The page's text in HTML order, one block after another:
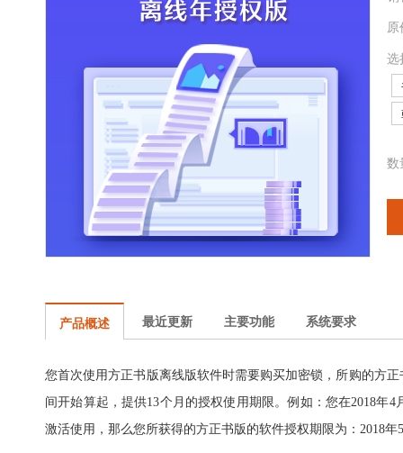
选
数
产品概述 最近更新 主要功能 系统要求
您首次使用方正书版离线版软件时需要购买加密锁，所购的方
间开始算起，提供13个月的授权使用期限。例如：您在2018年4
激活使用，那么您所获得的方正书版的软件授权期限为： 2018年5